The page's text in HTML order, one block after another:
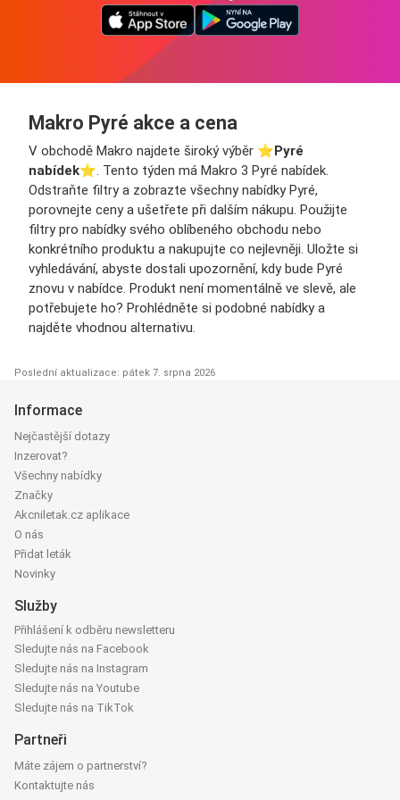
Makro Pyré akce a cena
V obchodě Makro najdete široký výběr ⭐️Pyré
nabídek⭐️. Tento týden má Makro 3 Pyré nabídek.
Odstraňte filtry a zobrazte všechny nabídky Pyré,
porovnejte ceny a ušetřete při dalším nákupu. Použijte
filtry pro nabídky svého oblíbeného obchodu nebo
konkrétního produktu a nakupujte co nejlevněji. Uložte si
vyhledávání, abyste dostali upozornění, kdy bude Pyré
znovu v nabídce. Produkt není momentálně ve slevě, ale
potřebujete ho? Prohlédněte si podobné nabídky a
najděte vhodnou alternativu.
Poslední aktualizace: pátek 7. srpna 2026
Informace
Nejčastější dotazy
Inzerovat?
Všechny nabídky
Značky
Akcniletak.cz aplikace
O nás
Přidat leták
Novinky
Služby
Přihlášení k odběru newsletteru
Sledujte nás na Facebook
Sledujte nás na Instagram
Sledujte nás na Youtube
Sledujte nás na TikTok
Partneři
Máte zájem o partnerství?
Kontaktujte nás